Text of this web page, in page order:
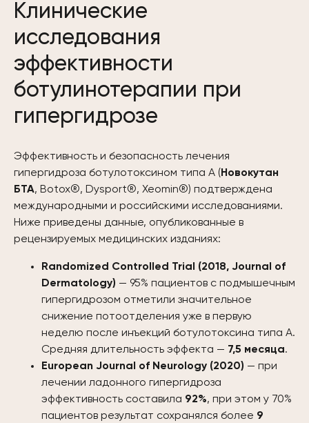
Клинические
исследования
эффективности
ботулинотерапии при
гипергидрозе
Эффективность и безопасность лечения
гипергидроза ботулотоксином типа А ( Новокутан
БТА, Botox®, Dysport®, Xeomin®) подтверждена
международными и российскими исследованиями.
Ниже приведены данные, опубликованные в
рецензируемых медицинских изданиях:
Randomized Controlled Trial (2018, Journal of
Dermatology) — 95% пациентов с подмышечным
гипергидрозом отметили значительное
снижение потоотделения уже в первую
неделю после инъекций ботулотоксина типа А.
Средняя длительность эффекта — 7,5 месяца.
European Journal of Neurology (2020) — при
лечении ладонного гипергидроза
эффективность составила 92%, при этом у 70%
пациентов результат сохранялся более 9